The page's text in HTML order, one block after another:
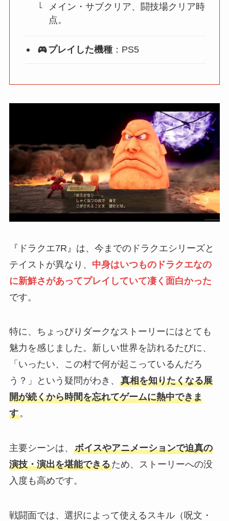
メイン・サブクリア、闘技場クリア時
点。
プレイした機種 ：PS5
『ドラクエ7R』は、今までのドラクエシリーズと
テイストが異なり、 中身はいつものドラクエなの
に新鮮さがあってプレイしていて凄く面白かった
です。
特に、ちょっぴりダークなストーリーにはとても
魅力を感じました。新しい世界を訪れるたびに、
「いったい、この村で何が起こっているんだろ
う？」という疑問がわき、 真相を知りたくなる展
開が続くから時間を忘れてゲームに熱中できま
す。
主要シーンは、 ボイスやアニメーションで迫真の
演技・演出を堪能できるため、ストーリーへの没
入度も高めです。
戦闘面では、選択によって使えるスキル（呪文・